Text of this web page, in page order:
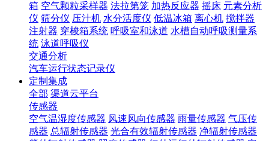
箱 空气颗粒采样器 法拉第笼 加热反应器 摇床 元素分析
仪 筛分仪 压汁机 水分活度仪 低温冰箱 离心机 搅拌器
注射器 穿梭箱系统 呼吸室和泳道 水槽自动呼吸测量系
统 泳道呼吸仪
交通分析
汽车运行状态记录仪
定制集成
全部 渠道云平台
传感器
空气温湿度传感器 风速风向传感器 雨量传感器 气压传
感器 总辐射传感器 光合有效辐射传感器 净辐射传感器